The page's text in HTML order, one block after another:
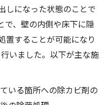
しになった状態のことで
で、壁の内側や床下に隠
置することが可能になり
いました。以下が主な施
いる箇所への除カビ剤の